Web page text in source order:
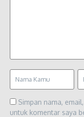
Simpan nama,
untuk komentar saya